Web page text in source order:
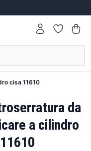
cisa 11610
da
a cilindro